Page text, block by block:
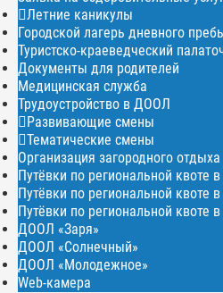
Летние каникулы
Городской лагерь дневного
Туристско-краеведческий
Документы для родителей
Медицинская служба
Трудоустройство в ДООЛ
Развивающие смены
Тематические смены
Организация загородного отдыха
Путёвки по региональной квоте
Путёвки по региональной квоте
Путёвки по региональной квоте
ДООЛ «Заря»
ДООЛ «Солнечный»
ДООЛ «Молодежное»
Web-камера